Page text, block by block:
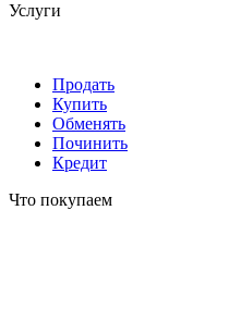
Услуги
Продать
Купить
Обменять
Починить
Кредит
Что покупаем